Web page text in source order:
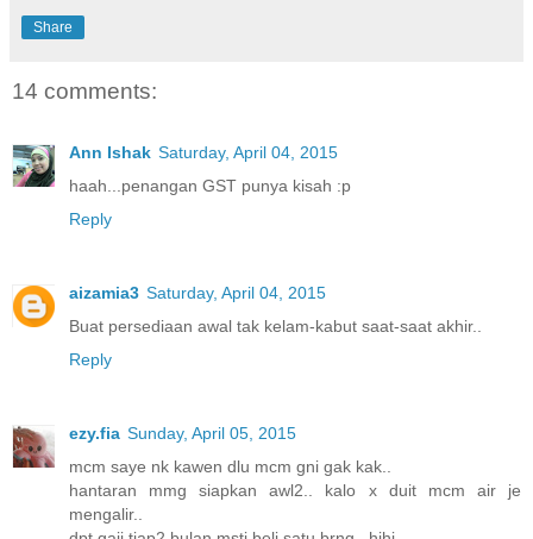
Share
14 comments:
Ann Ishak Saturday, April 04, 2015
haah...penangan GST punya kisah :p
Reply
aizamia3 Saturday, April 04, 2015
Buat persediaan awal tak kelam-kabut saat-saat akhir..
Reply
ezy.fia Sunday, April 05, 2015
mcm saye nk kawen dlu mcm gni gak kak..
hantaran mmg siapkan awl2.. kalo x duit mcm air je
mengalir..